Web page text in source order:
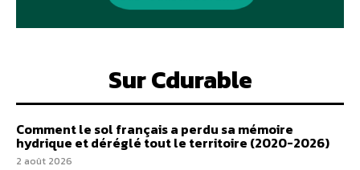
Sur Cdurable
Comment le sol français a perdu sa mémoire
hydrique et déréglé tout le territoire (2020-2026)
2 août 2026